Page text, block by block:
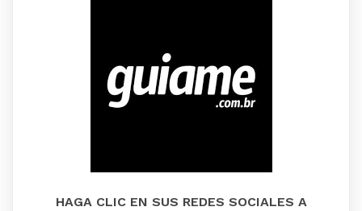
HAGA CLIC EN SUS REDES SOCIALES A